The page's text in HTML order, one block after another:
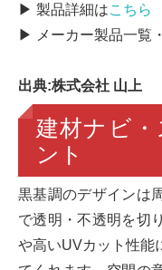
▶ 製品詳細はこちら
▶ メーカー製品一覧
出典:株式会社 山上
建材ナビ
ント
黒基調のデザインは
で透明・不透明を切
や高いUVカット性能